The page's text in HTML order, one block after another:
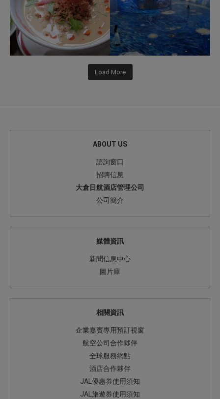
Load More
ABOUT US
諮詢窗口
招聘信息
大倉日航酒店管理公司
公司簡介
媒體資訊
新聞信息中心
圖片庫
相關資訊
企業嘉賓專用預訂視窗
航空公司合作夥伴
全球服務網點
酒店合作夥伴
JAL優惠券使用須知
JAL旅遊券使用須知